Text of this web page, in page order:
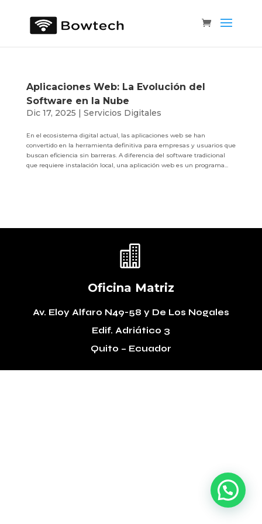
Aplicaciones Web: La Evolución del
Software en la Nube
Dic 17, 2025 | Servicios Digitales
En el ecosistema digital actual, las aplicaciones web se han
convertido en la herramienta definitiva para empresas y usuarios que
buscan eficiencia sin barreras. A diferencia del software tradicional
que requiere instalación local, una aplicación web es un programa...

Oficina Matriz
Av. Eloy Alfaro N49-58 y De Los Nogales
Edif. Adriático 3
Quito – Ecuador